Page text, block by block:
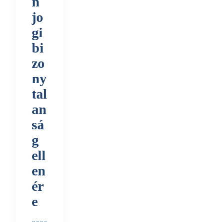
jo
gi
bi
zo
ny
tal
an
sá
g
ell
en
ér
e